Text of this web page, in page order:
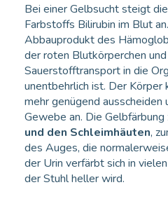
Bei einer Gelbsucht steigt
Farbstoffs Bilirubin im Blut
Abbauprodukt des
der roten Blutkörperchen
Sauerstofftransport in die
unentbehrlich ist. Der Körper
mehr genügend ausscheiden
Gewebe an. Die
und den Schleimhäuten,
des Auges, die
der Urin verfärbt sich in
der Stuhl heller wird.